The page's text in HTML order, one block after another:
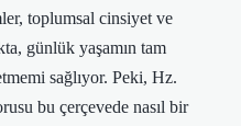
toplumsal cinsiyet ve
günlük yaşamın tam
sağlıyor. Peki, Hz.
bu çerçevede nasıl bir